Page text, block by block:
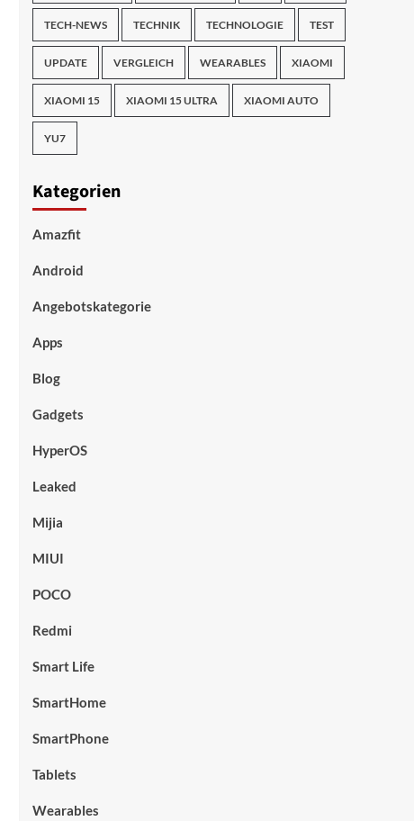
TECH-NEWS TECHNIK TECHNOLOGIE TEST
UPDATE VERGLEICH WEARABLES XIAOMI
XIAOMI 15 XIAOMI 15 ULTRA XIAOMI AUTO
YU7
Kategorien
Amazfit
Android
Angebotskategorie
Apps
Blog
Gadgets
HyperOS
Leaked
Mijia
MIUI
POCO
Redmi
Smart Life
SmartHome
SmartPhone
Tablets
Wearables